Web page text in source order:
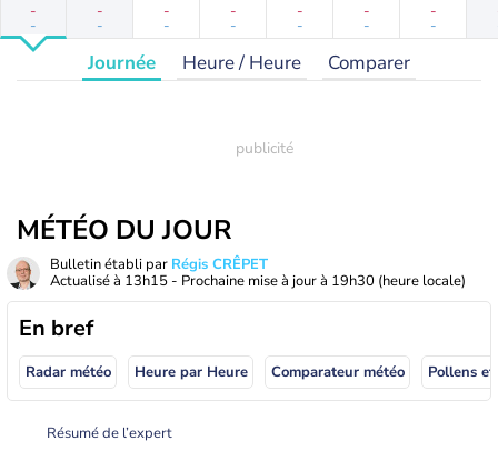
-
-
-
-
-
-
-
-
-
-
-
-
-
-
Journée Heure / Heure Comparer
MÉTÉO DU JOUR
Bulletin établi par Régis CRÊPET
Actualisé à 13h15 - Prochaine mise à jour à 19h30 (heure locale)
En bref
Radar météo Heure par Heure Comparateur météo Pollens
Résumé de l’expert